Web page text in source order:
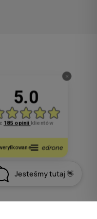
449
Jesteśmy tutaj 👋